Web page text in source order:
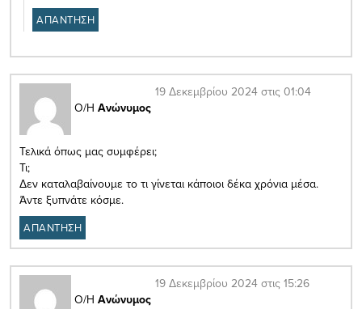
ΑΠΑΝΤΗΣΗ
Ο/Η Ανώνυμος
19 Δεκεμβρίου 2024 στις 01:04
Τελικά όπως μας συμφέρει;
Τι;
Δεν καταλαβαίνουμε το τι γίνεται κάποιοι δέκα χρόνια μέσα.
Άντε ξυπνάτε κόσμε.
ΑΠΑΝΤΗΣΗ
Ο/Η Ανώνυμος
19 Δεκεμβρίου 2024 στις 15:26